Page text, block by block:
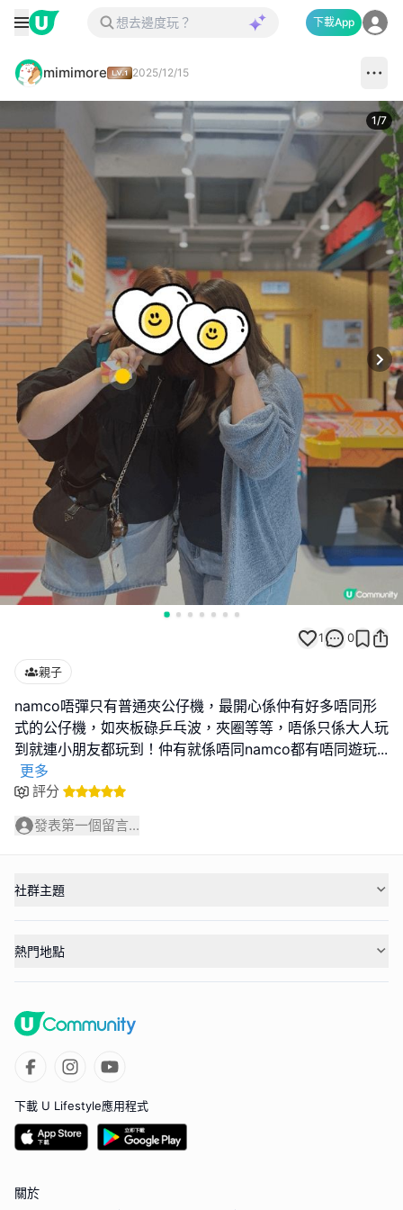
下載App
mimimore 2025/12/15
1/7
1 0
親子
namco唔彈只有普通夾公仔機，最開心係仲有好多唔同形
式的公仔機，如夾板碌乒乓波，夾圈等等，唔係只係大人玩
到就連小朋友都玩到！仲有就係唔同namco都有唔同遊玩...
更多
評分
發表第一個留言...
社群主題
熱門地點
下載 U Lifestyle應用程式
關於